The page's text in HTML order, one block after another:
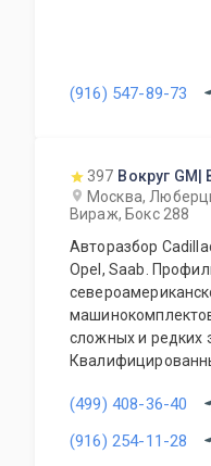
(916) 547-89-73
397 Вокруг
Москва,
Вираж, Бокс 288
Авторазбор
Opel, Saab. Профильная работа по маркам
сложных и редких
профильный
(499) 408-36-40
(916) 254-11-28